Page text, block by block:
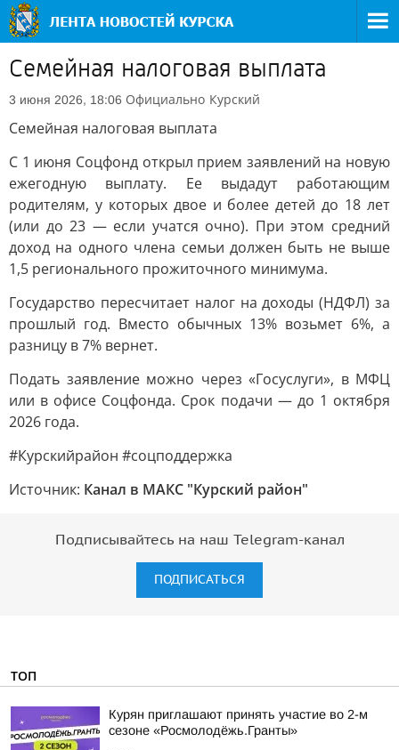
Семейная налоговая выплата
3 июня 2026, 18:06 Официально Курский
Семейная налоговая выплата
С 1 июня Соцфонд открыл прием заявлений на новую
ежегодную выплату. Ее выдадут работающим
родителям, у которых двое и более детей до 18 лет
(или до 23 — если учатся очно). При этом средний
доход на одного члена семьи должен быть не выше
1,5 регионального прожиточного минимума.
Государство пересчитает налог на доходы (НДФЛ) за
прошлый год. Вместо обычных 13% возьмет 6%, а
разницу в 7% вернет.
Подать заявление можно через «Госуслуги», в МФЦ
или в офисе Соцфонда. Срок подачи — до 1 октября
2026 года.
#Курскийрайон #соцподдержка
Источник: Канал в МАКС "Курский район"
Подписывайтесь на наш Telegram-канал
ПОДПИСАТЬСЯ
ТОП
Курян приглашают принять участие во 2-м
сезоне «Росмолодёжь.Гранты»